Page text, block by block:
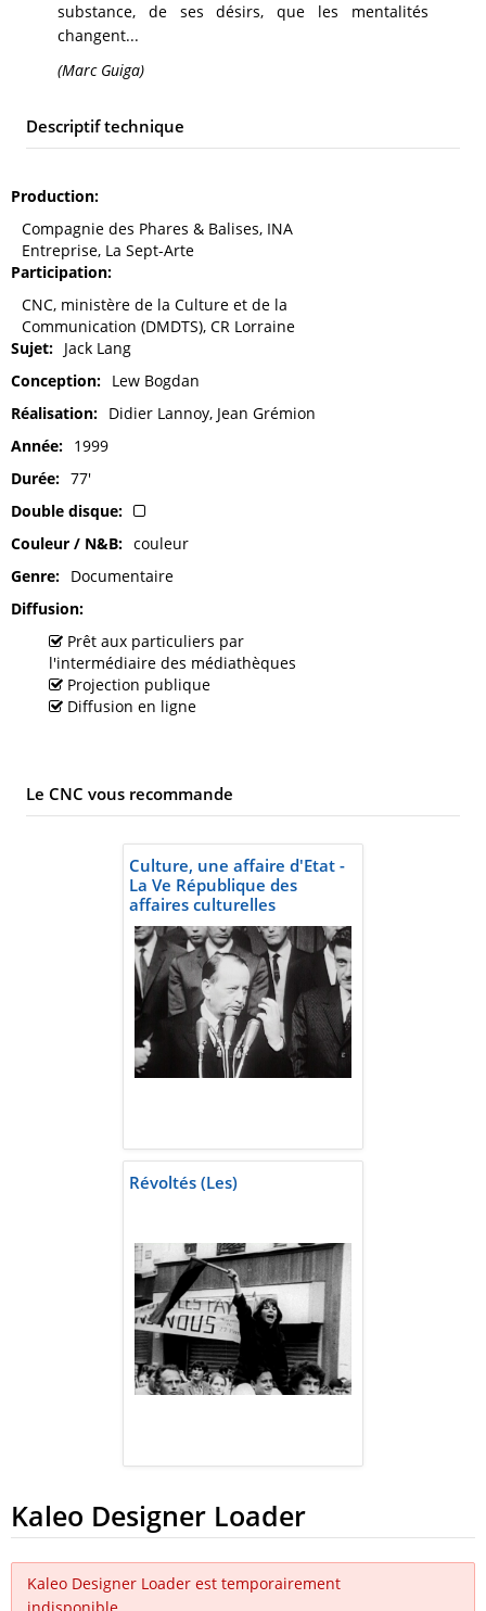
substance, de ses désirs, que les mentalités
changent...
(Marc Guiga)
Descriptif technique
Production
Compagnie des Phares & Balises, INA
Entreprise, La Sept-Arte
Participation
CNC, ministère de la Culture et de la
Communication (DMDTS), CR Lorraine
Sujet
Jack Lang
Conception
Lew Bogdan
Réalisation
Didier Lannoy, Jean Grémion
Année
1999
Durée
77'
Double disque
Couleur / N&B
couleur
Genre
Documentaire
Diffusion
Prêt aux particuliers par
l'intermédiaire des médiathèques
Projection publique
Diffusion en ligne
Le CNC vous recommande
Culture, une affaire d'Etat -
La Ve République des
affaires culturelles
Révoltés (Les)
Kaleo Designer Loader
Kaleo Designer Loader est temporairement